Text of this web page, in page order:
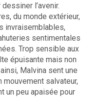
l’avenir.
du monde extérieur,
invraisemblables,
sentimentales
Trop sensible aux
épuisante mais non
Malvina sent une
mouvement salvateur,
un peu apaisée pour